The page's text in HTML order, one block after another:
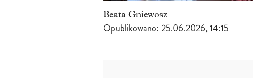
Beata Gniewosz
Opublikowano:25.06.2026, 14:15